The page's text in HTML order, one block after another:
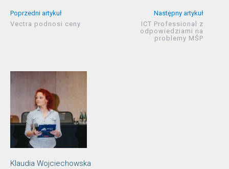
Poprzedni artykuł
Vectra podnosi ceny
Następny artykuł
ICT Professional z
odpowiedziami na
problemy MŚP
Klaudia Wojciechowska